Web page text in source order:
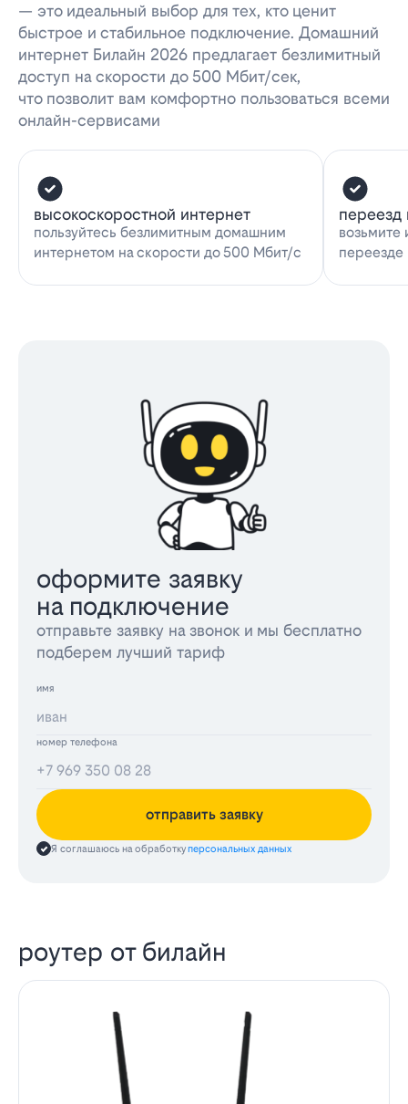
— это идеальный выбор для тех, кто ценит
быстрое и стабильное подключение. Домашний
интернет Билайн 2026 предлагает безлимитный
доступ на скорости до 500 Мбит/сек,
что позволит вам комфортно пользоваться всеми
онлайн-сервисами
высокоскоростной интернет
пользуйтесь безлимитным домашним
интернетом на скорости до 500 Мбит/с
переезд
возьмите
переезде
оформите заявку
на подключение
отправьте заявку на звонок и мы бесплатно
подберем лучший тариф
имя
номер телефона
отправить заявку
Я соглашаюсь на обработкуперсональных данных
роутер от билайн